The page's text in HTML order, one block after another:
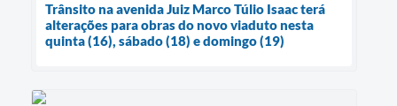
Trânsito na avenida Juiz Marco Túlio Isaac terá
alterações para obras do novo viaduto nesta
quinta (16), sábado (18) e domingo (19)